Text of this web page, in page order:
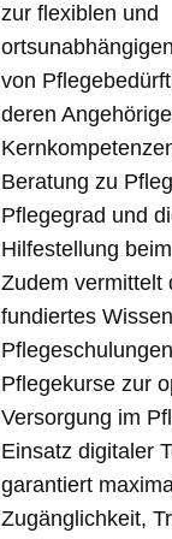
zur flexiblen und
von
deren
Beratung zu
Pflegegrad und
Hilfestellung
Zudem vermittelt
fundiertes
Pflegekurse zur
Versorgung im
Einsatz digitaler
garantiert
Zugänglichkeit,